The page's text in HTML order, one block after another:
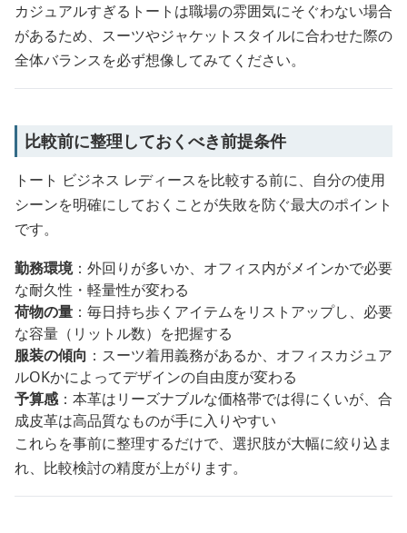
カジュアルすぎるトートは職場の雰囲気にそぐわない場合
があるため、スーツやジャケットスタイルに合わせた際の
全体バランスを必ず想像してみてください。
比較前に整理しておくべき前提条件
トート ビジネス レディースを比較する前に、自分の使用
シーンを明確にしておくことが失敗を防ぐ最大のポイント
です。
勤務環境：外回りが多いか、オフィス内がメインかで必要
な耐久性・軽量性が変わる
荷物の量 ：毎日持ち歩くアイテムをリストアップし、必要
な容量（リットル数）を把握する
服装の傾向 ：スーツ着用義務があるか、オフィスカジュア
ルOKかによってデザインの自由度が変わる
予算感：本革はリーズナブルな価格帯では得にくいが、合
成皮革は高品質なものが手に入りやすい
これらを事前に整理するだけで、選択肢が大幅に絞り込ま
れ、比較検討の精度が上がります。